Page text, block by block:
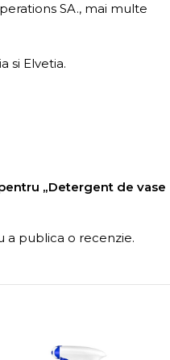
SA., mai multe
si Elvetia.
„Detergent de vase
a publica o recenzie.